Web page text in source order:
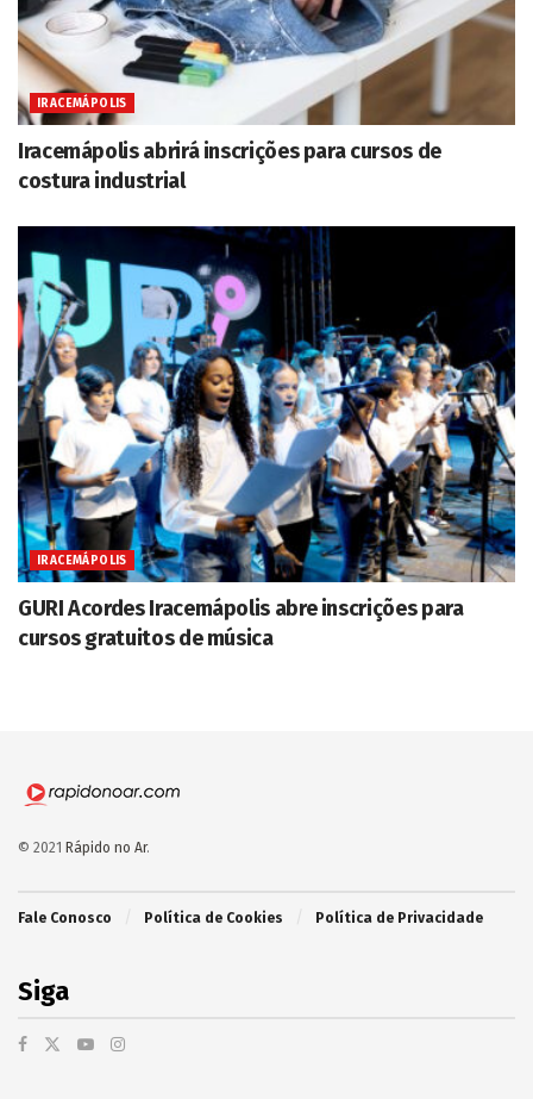
IRACEMÁPOLIS
Iracemápolis abrirá inscrições para cursos de
costura industrial
IRACEMÁPOLIS
GURI Acordes Iracemápolis abre inscrições para
cursos gratuitos de música
© 2021 Rápido no Ar.
Fale Conosco Política de Cookies Política de Privacidade
Siga